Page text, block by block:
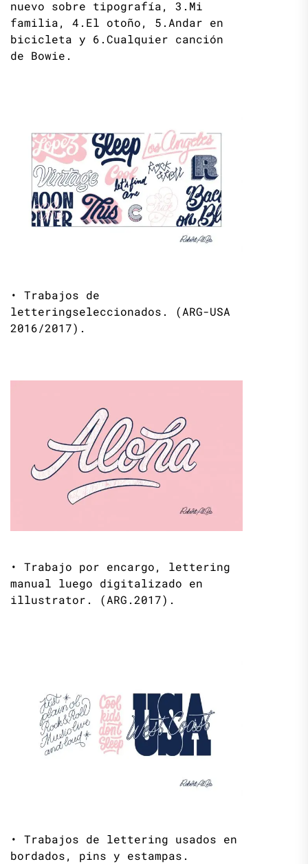
nuevo sobre tipografía, 3.Mi
familia, 4.El otoño, 5.Andar en
bicicleta y 6.Cualquier canción
de Bowie.
• Trabajos de
letteringseleccionados. (ARG-USA
2016/2017).
• Trabajo por encargo, lettering
manual luego digitalizado en
illustrator. (ARG.2017).
• Trabajos de lettering usados en
bordados, pins y estampas.